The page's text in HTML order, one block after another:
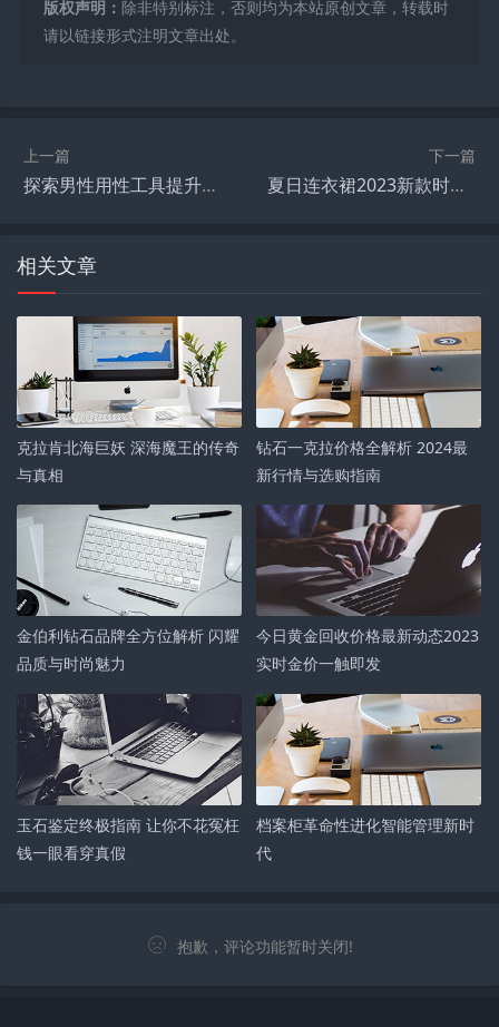
版权声明： 除非特别标注，否则均为本站原创文章，转载时
请以链接形式注明文章出处。
上一篇
探索男性用性工具提升生活品质新纪元
下一篇
夏日连衣裙2023新款时尚必备指南
相关文章
克拉肯北海巨妖 深海魔王的传奇
与真相
钻石一克拉价格全解析 2024最
新行情与选购指南
金伯利钻石品牌全方位解析 闪耀
品质与时尚魅力
今日黄金回收价格最新动态2023
实时金价一触即发
玉石鉴定终极指南 让你不花冤枉
钱一眼看穿真假
档案柜革命性进化智能管理新时
代
抱歉，评论功能暂时关闭!